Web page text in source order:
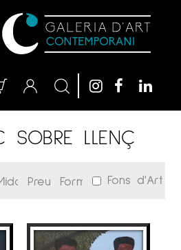
SOBRE LLENÇ
Fons d'Art